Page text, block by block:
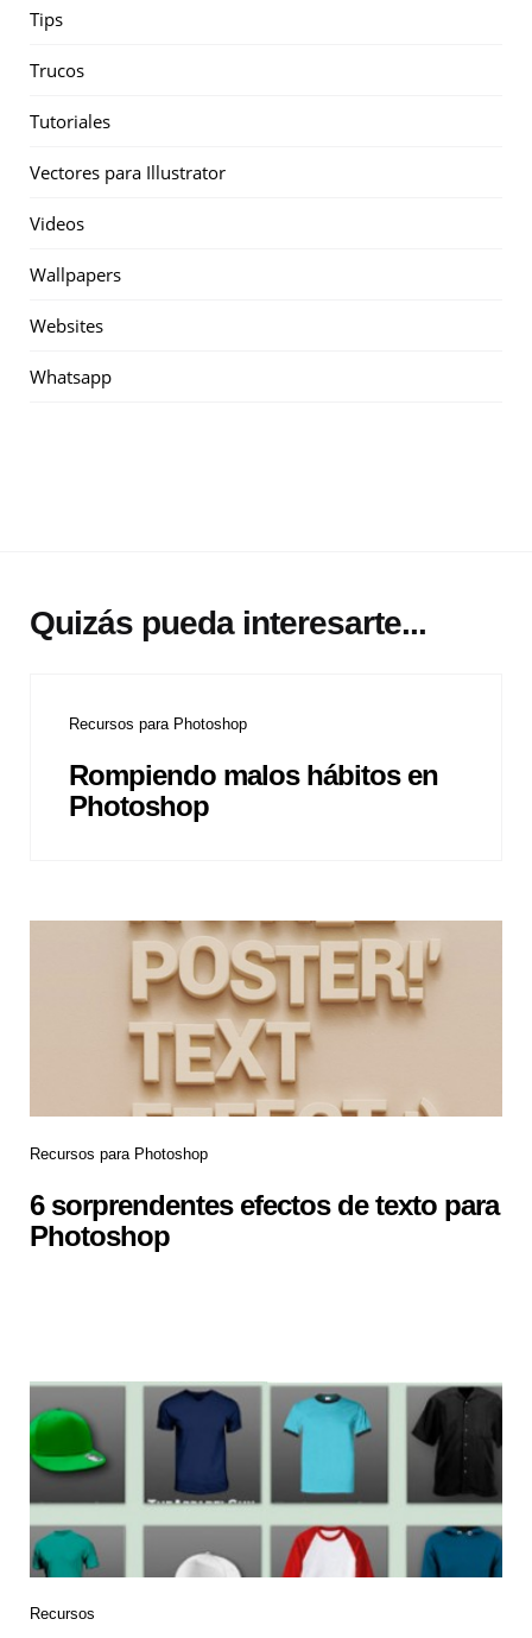
Tips
Trucos
Tutoriales
Vectores para Illustrator
Videos
Wallpapers
Websites
Whatsapp
Quizás pueda interesarte...
Recursos para Photoshop
Rompiendo malos hábitos en
Photoshop
Recursos para Photoshop
6 sorprendentes efectos de texto para
Photoshop
Recursos